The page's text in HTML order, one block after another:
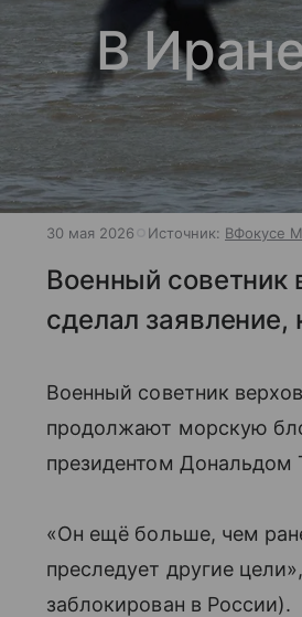
В
30 мая 2026 Источник: ВФокусе
Военный советник
сделал
Военный советник
продолжают морскую
президентом
«Он ещё больше, чем
преследует другие
заблокирован в России).